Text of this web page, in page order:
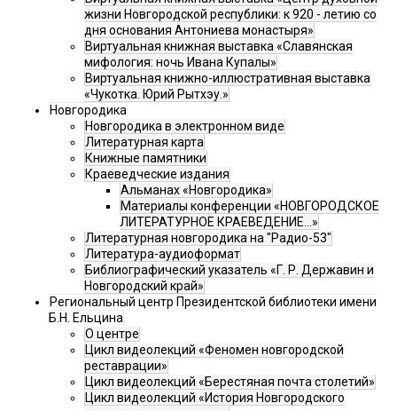
жизни Новгородской республики: к 920 - летию со
дня основания Антониева монастыря»
Виртуальная книжная выставка «Славянская
мифология: ночь Ивана Купалы»
Виртуальная книжно-иллюстративная выставка
«Чукотка. Юрий Рытхэу.»
Новгородика
Новгородика в электронном виде
Литературная карта
Книжные памятники
Краеведческие издания
Альманах «Новгородика»
Материалы конференции «НОВГОРОДСКОЕ
ЛИТЕРАТУРНОЕ КРАЕВЕДЕНИЕ...»
Литературная новгородика на "Радио-53"
Литература-аудиоформат
Библиографический указатель «Г. Р. Державин и
Новгородский край»
Региональный центр Президентской библиотеки имени
Б.Н. Ельцина
О центре
Цикл видеолекций «Феномен новгородской
реставрации»
Цикл видеолекций «Берестяная почта столетий»
Цикл видеолекций «История Новгородского